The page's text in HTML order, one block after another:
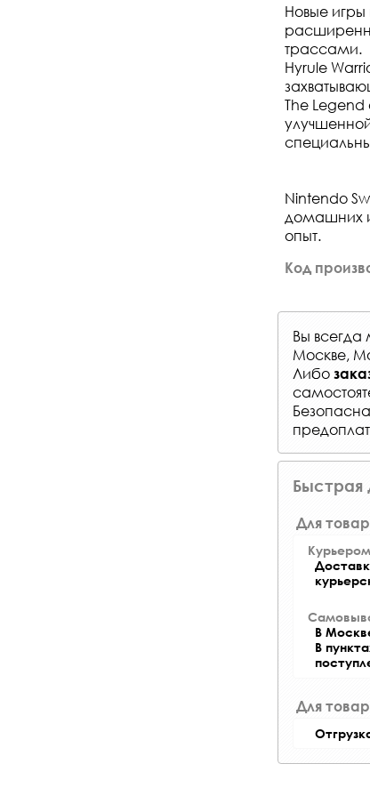
Новые игры
трассами.
Hyrule
The
Nintendo
домашних
опыт.
Код
Вы всегда
Москве,
Либо
Быстрая
Для
В
В
Для